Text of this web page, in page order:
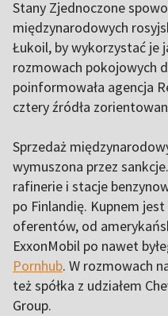
Stany Zjednoczone
międzynarodowych
Łukoil, by wykorzystać je
rozmowach pokojowych
poinformowała agencja
cztery źródła
Sprzedaż
wymuszona przez
rafinerie i stacje
po Finlandię. Kupnem
oferentów, od
ExxonMobil po nawet
Pornhub. W rozmowach
też spółka z udziałem
Group.